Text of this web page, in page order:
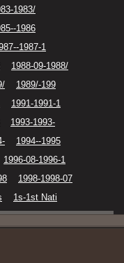
1983/
1986
1987-1
1988-09-1988/
1989/-199
1991-1991-1
1993-1993-
1994--1995
1996-08-1996-1
1998-1998-07
1s-1st Nati